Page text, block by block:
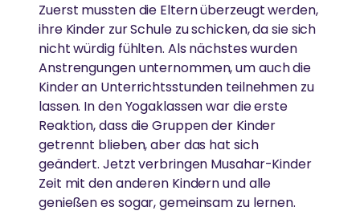
Zuerst mussten die Eltern überzeugt werden,
ihre Kinder zur Schule zu schicken, da sie sich
nicht würdig fühlten. Als nächstes wurden
Anstrengungen unternommen, um auch die
Kinder an Unterrichtsstunden teilnehmen zu
lassen. In den Yogaklassen war die erste
Reaktion, dass die Gruppen der Kinder
getrennt blieben, aber das hat sich
geändert. Jetzt verbringen Musahar-Kinder
Zeit mit den anderen Kindern und alle
genießen es sogar, gemeinsam zu lernen.